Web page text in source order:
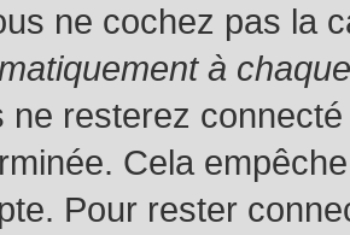
ne cochez pas la
à
ne resterez
Cela
Pour rester